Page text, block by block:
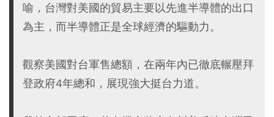
喻，台灣對美國的貿易主要以先進半導體的出口
為主，而半導體正是全球經濟的驅動力。
觀察美國對台軍售總額，在兩年內已徹底輾壓拜
登政府4年總和，展現強大挺台力道。